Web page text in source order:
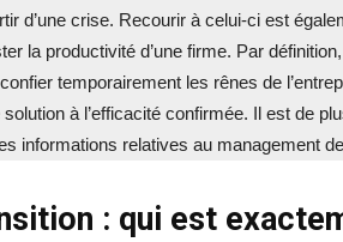
d’une crise. Recourir à celui-ci est
la productivité d’une firme. Par
temporairement les rênes de
solution à l’efficacité confirmée. Il est de
informations relatives au management
: qui est